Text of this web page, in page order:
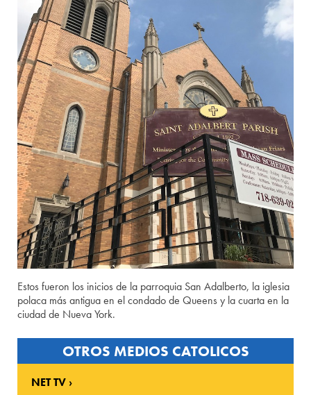
Estos fueron los inicios de la parroquia San Adalberto, la iglesia
polaca más antigua en el condado de Queens y la cuarta en la
ciudad de Nueva York.
OTROS MEDIOS CATOLICOS
NET TV